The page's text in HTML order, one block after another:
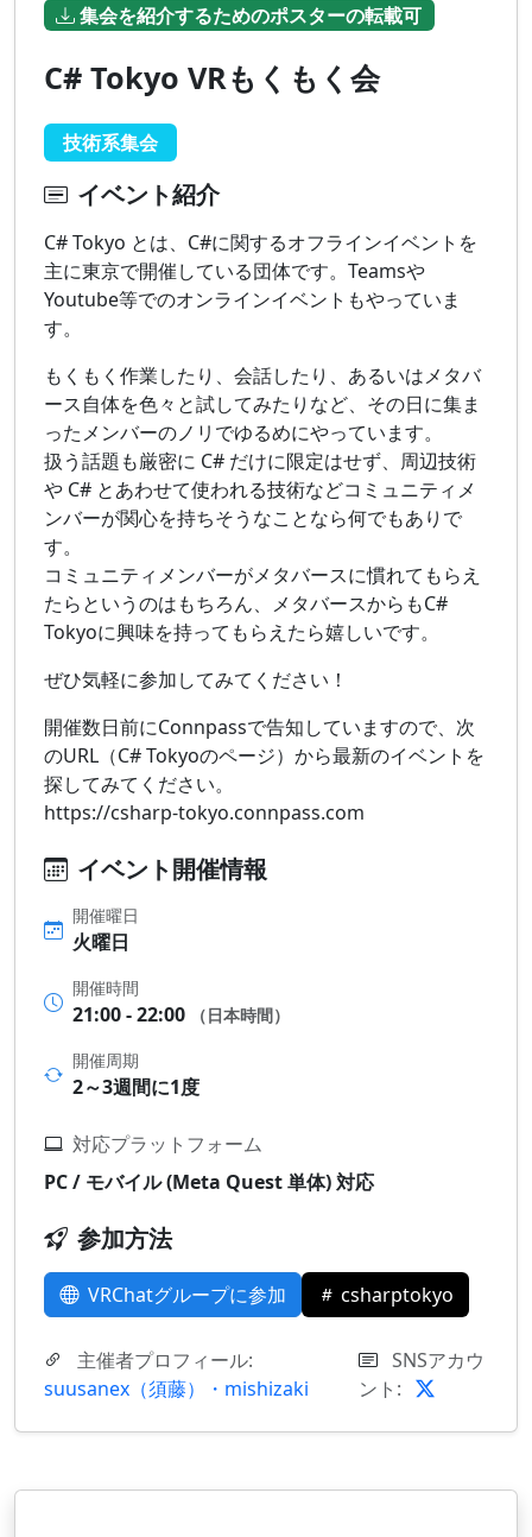
集会を紹介するためのポスターの転載可
C# Tokyo VRもくもく会
技術系集会
イベント紹介
C# Tokyo とは、C#に関するオフラインイベントを
主に東京で開催している団体です。Teamsや
Youtube等でのオンラインイベントもやっていま
す。
もくもく作業したり、会話したり、あるいはメタバ
ース自体を色々と試してみたりなど、その日に集ま
ったメンバーのノリでゆるめにやっています。
扱う話題も厳密に C# だけに限定はせず、周辺技術
や C# とあわせて使われる技術などコミュニティメ
ンバーが関心を持ちそうなことなら何でもありで
す。
コミュニティメンバーがメタバースに慣れてもらえ
たらというのはもちろん、メタバースからもC#
Tokyoに興味を持ってもらえたら嬉しいです。
ぜひ気軽に参加してみてください！
開催数日前にConnpassで告知していますので、次
のURL（C# Tokyoのページ）から最新のイベントを
探してみてください。
https://csharp-tokyo.connpass.com
イベント開催情報
開催曜日
火曜日
開催時間
21:00 - 22:00
（日本時間）
開催周期
2～3週間に1度
対応プラットフォーム
PC / モバイル (Meta Quest 単体) 対応
参加方法
VRChatグループに参加 csharptokyo
主催者プロフィール:
suusanex（須藤）・mishizaki
SNSアカウ
ント: